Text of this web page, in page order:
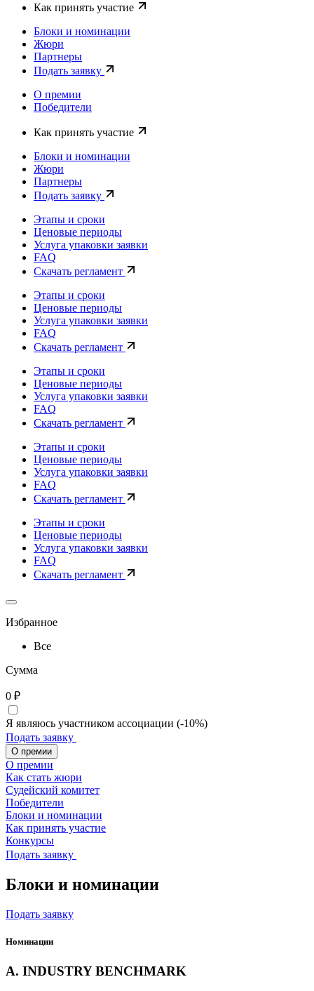
Как принять участие
Блоки и номинации
Жюри
Партнеры
Подать заявку
О премии
Победители
Как принять участие
Блоки и номинации
Жюри
Партнеры
Подать заявку
Этапы и сроки
Ценовые периоды
Услуга упаковки заявки
FAQ
Скачать регламент
Этапы и сроки
Ценовые периоды
Услуга упаковки заявки
FAQ
Скачать регламент
Этапы и сроки
Ценовые периоды
Услуга упаковки заявки
FAQ
Скачать регламент
Этапы и сроки
Ценовые периоды
Услуга упаковки заявки
FAQ
Скачать регламент
Этапы и сроки
Ценовые периоды
Услуга упаковки заявки
FAQ
Скачать регламент
Избранное
Все
Сумма
0 ₽
Я являюсь участником ассоциации (-10%)
Подать заявку
О премии
О премии
Как стать жюри
Судейский комитет
Победители
Блоки и номинации
Как принять участие
Конкурсы
Подать заявку
Блоки и номинации
Подать заявку
Номинации
A. INDUSTRY BENCHMARK